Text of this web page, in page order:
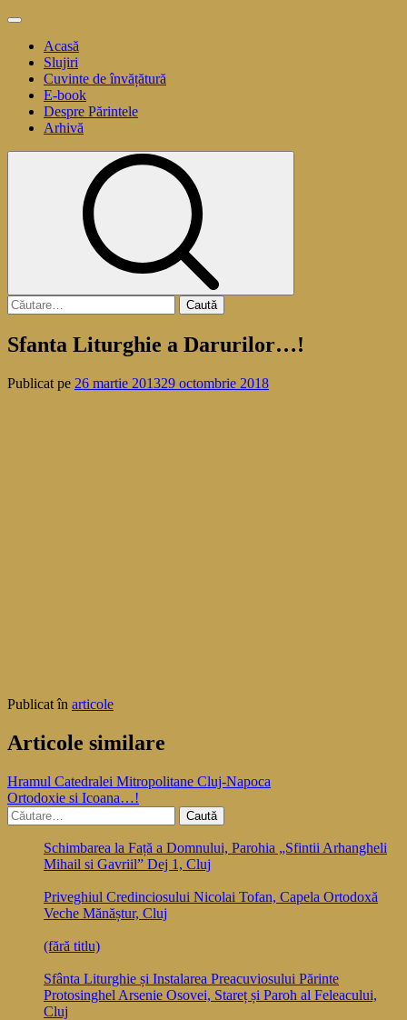
Sari
conținut
Meniu
principalAcasă
Slujiri
Cuvinte de învățătură
E-book
Despre Părintele
Arhivă
Caută
după:
Sfanta Liturghie a Darurilor…!
Publicat pe 26 martie 201329 octombrie 2018
Publicat în articole
Articole similare
Navigare
în
articole
Hramul Catedralei Mitropolitane Cluj-Napoca
Ortodoxie si Icoana…!
Caută
după:
Schimbarea la Față a Domnului, Parohia „Sfintii Arhangheli
Mihail si Gavriil” Dej 1, Cluj
Priveghiul Credinciosului Nicolai Tofan, Capela Ortodoxă
Veche Mănăștur, Cluj
(fără titlu)
Sfânta Liturghie și Instalarea Preacuviosului Părinte
Protosinghel Arsenie Osovei, Stareț și Paroh al Feleacului,
Cluj